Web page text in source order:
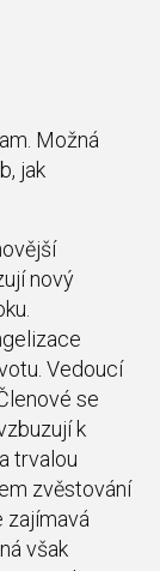
Možná
jak
nový
Vedoucí
se
k
trvalou
zvěstování
zajímavá
však